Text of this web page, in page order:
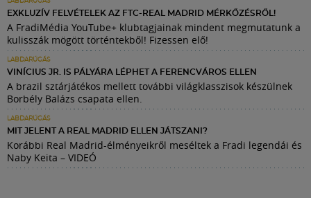
EXKLUZÍV FELVÉTELEK AZ FTC-REAL MADRID MÉRKŐZÉSRŐL!
A FradiMédia YouTube+ klubtagjainak mindent megmutatunk a
kulisszák mögött történtekből! Fizessen elő!
LABDARÚGÁS
VINÍCIUS JR. IS PÁLYÁRA LÉPHET A FERENCVÁROS ELLEN
A brazil sztárjátékos mellett további világklasszisok készülnek
Borbély Balázs csapata ellen.
LABDARÚGÁS
MIT JELENT A REAL MADRID ELLEN JÁTSZANI?
Korábbi Real Madrid-élményeikről meséltek a Fradi legendái és
Naby Keita – VIDEÓ